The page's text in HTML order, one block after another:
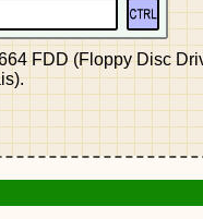
FDD (Floppy Disc